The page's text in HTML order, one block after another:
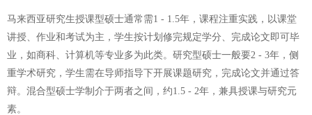
马来西亚研究生授课型硕士通常需1 - 1.5年，课程注重实践，以课堂
讲授、作业和考试为主，学生按计划修完规定学分、完成论文即可毕
业，如商科、计算机等专业多为此类。研究型硕士一般要2 - 3年，侧
重学术研究，学生需在导师指导下开展课题研究，完成论文并通过答
辩。混合型硕士学制介于两者之间，约1.5 - 2年，兼具授课与研究元
素。